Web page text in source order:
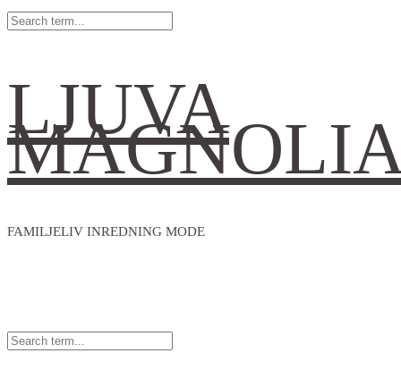
LJUVA
FAMILJELIV INREDNING MODE